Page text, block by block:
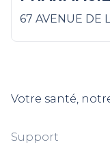
67 AVENUE DE
Votre santé,
Support